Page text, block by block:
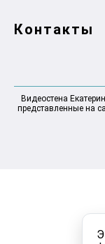
Контакты
Видеостена
представленные на